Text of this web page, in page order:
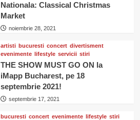
Nationala: Classical Christmas
Market
noiembrie 28, 2021
artisti bucuresti concert divertisment
evenimente lifestyle servicii stiri
THE SHOW MUST GO ON la
iMapp Bucharest, pe 18
septembrie 2021!
septembrie 17, 2021
bucuresti concert evenimente lifestyle stiri